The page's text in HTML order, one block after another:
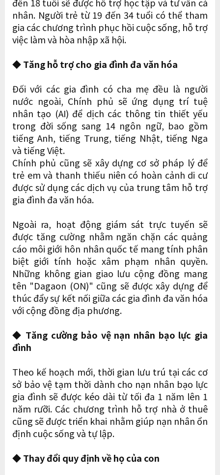
nhân. Người trẻ từ 19 đến 34 tuổi có thể tham
gia các chương trình phục hồi cuộc sống, hỗ trợ
việc làm và hòa nhập xã hội.
◆ Tăng hỗ trợ cho gia đình đa văn hóa
Đối với các gia đình có cha mẹ đều là người
nước ngoài, Chính phủ sẽ ứng dụng trí tuệ
nhân tạo (AI) để dịch các thông tin thiết yếu
trong đời sống sang 14 ngôn ngữ, bao gồm
tiếng Anh, tiếng Trung, tiếng Nhật, tiếng Nga
và tiếng Việt.
Chính phủ cũng sẽ xây dựng cơ sở pháp lý để
trẻ em và thanh thiếu niên có hoàn cảnh di cư
được sử dụng các dịch vụ của trung tâm hỗ trợ
gia đình đa văn hóa.
Ngoài ra, hoạt động giám sát trực tuyến sẽ
được tăng cường nhằm ngăn chặn các quảng
cáo môi giới hôn nhân quốc tế mang tính phân
biệt giới tính hoặc xâm phạm nhân quyền.
Những không gian giao lưu cộng đồng mang
tên "Dagaon (ON)" cũng sẽ được xây dựng để
thúc đẩy sự kết nối giữa các gia đình đa văn hóa
với cộng đồng địa phương.
◆ Tăng cường bảo vệ nạn nhân bạo lực gia
đình
Theo kế hoạch mới, thời gian lưu trú tại các cơ
sở bảo vệ tạm thời dành cho nạn nhân bạo lực
gia đình sẽ được kéo dài từ tối đa 1 năm lên 1
năm rưỡi. Các chương trình hỗ trợ nhà ở thuê
cũng sẽ được triển khai nhằm giúp nạn nhân ổn
định cuộc sống và tự lập.
◆ Thay đổi quy định về họ của con